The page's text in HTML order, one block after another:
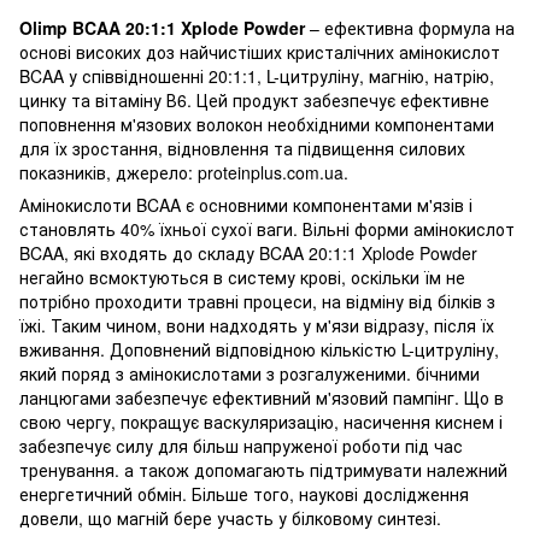
Olimp BCAA 20:1:1 Xplode Powder– ефективна формула на
основі високих доз найчистіших кристалічних амінокислот
BCAA у співвідношенні 20:1:1, L-цитруліну, магнію, натрію,
цинку та вітаміну В6. Цей продукт забезпечує ефективне
поповнення м'язових волокон необхідними компонентами
для їх зростання, відновлення та підвищення силових
показників, джерело: proteinplus.com.ua.
Амінокислоти BCAA є основними компонентами м'язів і
становлять 40% їхньої сухої ваги. Вільні форми амінокислот
BCAA, які входять до складу BCAA 20:1:1 Xplode Powder
негайно всмоктуються в систему крові, оскільки їм не
потрібно проходити травні процеси, на відміну від білків з
їжі. Таким чином, вони надходять у м'язи відразу, після їх
вживання. Доповнений відповідною кількістю L-цитруліну,
який поряд з амінокислотами з розгалуженими. бічними
ланцюгами забезпечує ефективний м'язовий пампінг. Що в
свою чергу, покращує васкуляризацію, насичення киснем і
забезпечує силу для більш напруженої роботи під час
тренування. а також допомагають підтримувати належний
енергетичний обмін. Більше того, наукові дослідження
довели, що магній бере участь у білковому синтезі.